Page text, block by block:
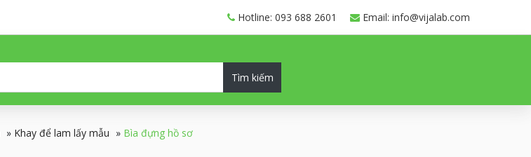
Hotline: 093 688 2601 Email: info@vijalab.com
Tìm kiếm
» Khay để lam lấy mẫu » Bìa đựng hồ sơ